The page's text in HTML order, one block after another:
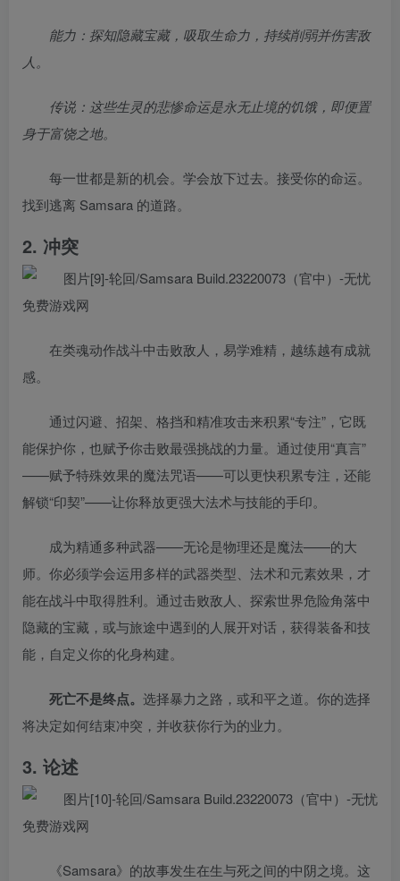
能力：探知隐藏宝藏，吸取生命力，持续削弱并伤害敌
人。
传说：这些生灵的悲惨命运是永无止境的饥饿，即便置
身于富饶之地。
每一世都是新的机会。学会放下过去。接受你的命运。
找到逃离 Samsara 的道路。
2. 冲突
在类魂动作战斗中击败敌人，易学难精，越练越有成就
感。
通过闪避、招架、格挡和精准攻击来积累“专注”，它既
能保护你，也赋予你击败最强挑战的力量。通过使用“真言”
——赋予特殊效果的魔法咒语——可以更快积累专注，还能
解锁“印契”——让你释放更强大法术与技能的手印。
成为精通多种武器——无论是物理还是魔法——的大
师。你必须学会运用多样的武器类型、法术和元素效果，才
能在战斗中取得胜利。通过击败敌人、探索世界危险角落中
隐藏的宝藏，或与旅途中遇到的人展开对话，获得装备和技
能，自定义你的化身构建。
死亡不是终点。 选择暴力之路，或和平之道。你的选择
将决定如何结束冲突，并收获你行为的业力。
3. 论述
《Samsara》的故事发生在生与死之间的中阴之境。这